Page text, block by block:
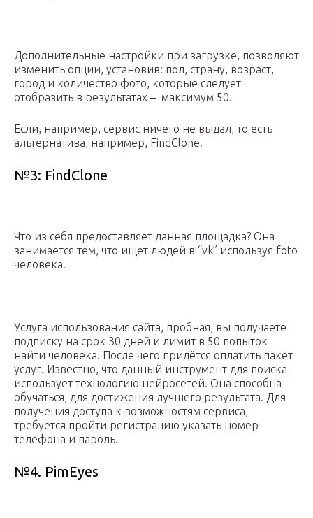
Дополнительные настройки при загрузке, позволяют
изменить опции, установив: пол, страну, возраст,
город и количество фото, которые следует
отобразить в результатах – максимум 50.
Если, например, сервис ничего не выдал, то есть
альтернатива, например, FindClone.
№3: FindClone
Что из себя предоставляет данная площадка? Она
занимается тем, что ищет людей в “vk” используя foto
человека.
Услуга использования сайта, пробная, вы получаете
подписку на срок 30 дней и лимит в 50 попыток
найти человека. После чего придётся оплатить пакет
услуг. Известно, что данный инструмент для поиска
использует технологию нейросетей. Она способна
обучаться, для достижения лучшего результата. Для
получения доступа к возможностям сервиса,
требуется пройти регистрацию указать номер
телефона и пароль.
№4. PimEyes